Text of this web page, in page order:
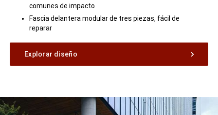
comunes de impacto
Fascia delantera modular de tres piezas, fácil de
reparar
Explorar diseño